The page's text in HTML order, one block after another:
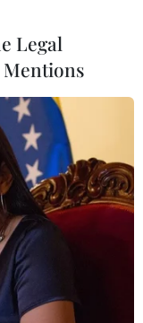
hưởng của cơn
cơn bão
Haiti hồi
2 tỷ USD.
chức Bộ Kinh
Ngân hàng
triển liên Mỹ
Legal